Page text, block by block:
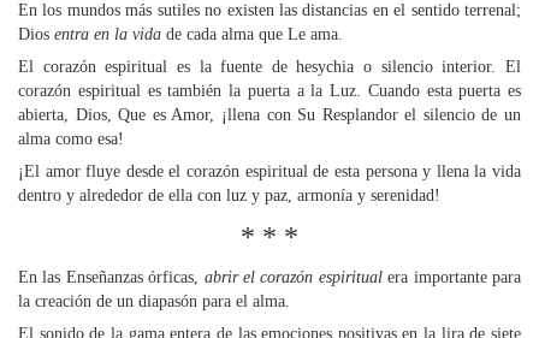
En los mundos más sutiles no existen las distancias en el sentido terrenal;
Dios entra en la vida de cada alma que Le ama.
El corazón espiritual es la fuente de hesychia o silencio interior. El
corazón espiritual es también la puerta a la Luz. Cuando esta puerta es
abierta, Dios, Que es Amor, ¡llena con Su Resplandor el silencio de un
alma como esa!
¡El amor fluye desde el corazón espiritual de esta persona y llena la vida
dentro y alrededor de ella con luz y paz, armonía y serenidad!
* * *
En las Enseñanzas órficas, abrir el corazón espiritualera importante para
la creación de un diapasón para el alma.
El sonido de la gama entera de las emociones positivas en la lira de siete